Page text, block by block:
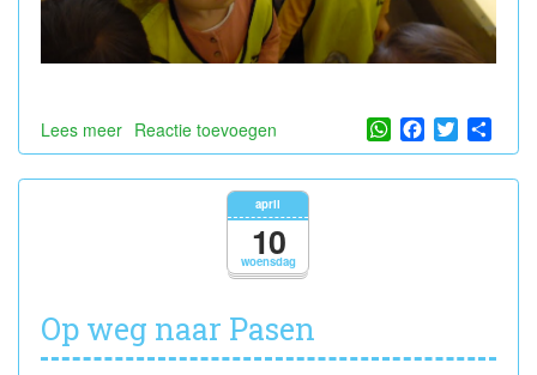
Lees meer over
Bij
bakker
Reactie toevoegen WhatsApp
Facebook
Twitter
woensdag
april
10
Op weg naar Pasen